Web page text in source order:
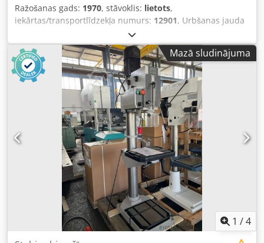
Ražošanas gads: 1970, stāvoklis: lietots,
iekārtas/transportlīdzekļa numurs: 12901, Urbšanas jauda
tēraudam/čugunam: 50/60 mm Vārpstas stiprinājums: 5
MK Izvirzes attālums: 400 mm Galda izmērs: 700 x 600 mm
Spīles gājiens: 275 mm Vārpstas apgriezieni: 32 - 1030
apgr./min Padeves: 4 pakāpes: 0,1 - 0,4 mm Codpfx Afey R
Tho Dsrf Piedziņas motors: 380 V, 2,2/3,7 kW Nepieciešamā
platība: 700 x 1200 x 2700 mm Svars: 1240 kg
Mazā sludinājuma
1 /4